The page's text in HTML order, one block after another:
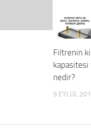
Filtrenin
nedir?
9 EYLÜL